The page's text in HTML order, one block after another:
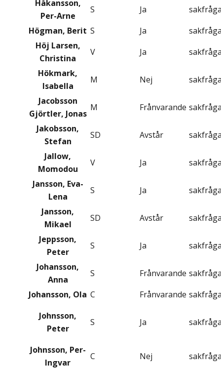
Håkansson,
Per-Arne
S Ja
Högman, Berit S Ja
Höj Larsen,
Christina
V Ja
Hökmark,
Isabella
M Nej
Jacobsson
Gjörtler, Jonas
M Frånvarande
Jakobsson,
Stefan
SD Avstår
Jallow,
Momodou
V Ja
Jansson, Eva-
Lena
S Ja
Jansson,
Mikael
SD Avstår
Jeppsson,
Peter
S Ja
Johansson,
Anna
S Frånvarande
Johansson, Ola C Frånvarande
Johnsson,
Peter
S Ja
Johnsson, Per-
Ingvar
C Nej